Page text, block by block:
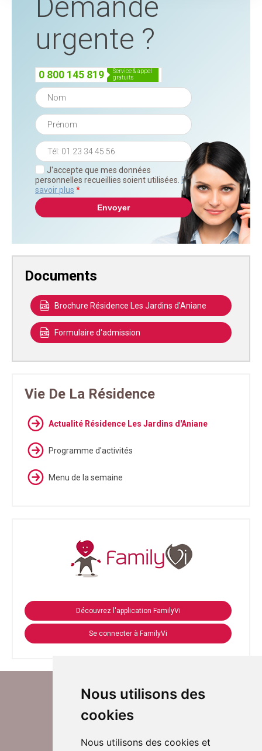
Nous utilisons des
cookies
Nous utilisons des cookies et
Demande
urgente ?
0 800 145 819
service & appel
gratuits
J'accepte que mes données
personnelles recueillies soient utilisées. En
savoir plus *
Documents
Brochure Résidence Les Jardins d'Aniane
Formulaire d'admission
Vie De La Résidence
Actualité Résidence Les Jardins d'Aniane
Programme d'activités
Menu de la semaine
Découvrez l'application FamilyVi
Se connecter à FamilyVi